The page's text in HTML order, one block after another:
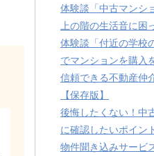
体験談「中古マンシ
上の階の生活音に困
体験談「付近の学校
でマンションを購入
信頼できる不動産仲
【保存版】
後悔したくない！中
に確認したいポイン
物件聞き込みサービ